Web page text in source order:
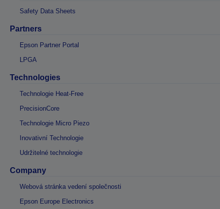
Safety Data Sheets
Partners
Epson Partner Portal
LPGA
Technologies
Technologie Heat-Free
PrecisionCore
Technologie Micro Piezo
Inovativní Technologie
Udržitelné technologie
Company
Webová stránka vedení společnosti
Epson Europe Electronics